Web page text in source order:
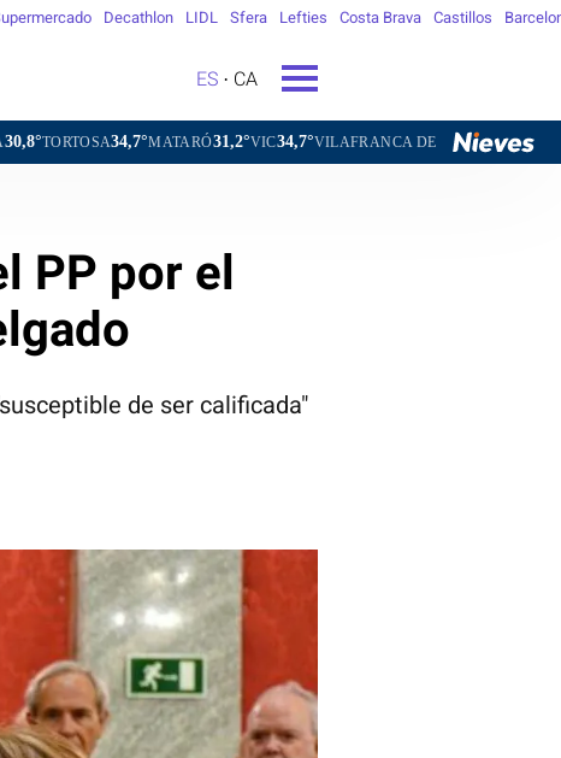
Decathlon LIDL Sfera Lefties Costa Brava Castillos
ES CA
MATARÓ31,2°VIC34,7°VILAFRANCA DEL PENEDÈS31,6°VILANOVA I LA
PP por el
de ser calificada"